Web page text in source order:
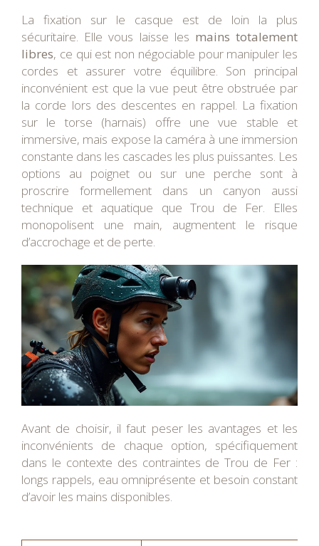
La fixation sur le casque est de loin la plus
sécuritaire. Elle vous laisse les mains totalement
libres, ce qui est non négociable pour manipuler les
cordes et assurer votre équilibre. Son principal
inconvénient est que la vue peut être obstruée par
la corde lors des descentes en rappel. La fixation
sur le torse (harnais) offre une vue stable et
immersive, mais expose la caméra à une immersion
constante dans les cascades les plus puissantes. Les
options au poignet ou sur une perche sont à
proscrire formellement dans un canyon aussi
technique et aquatique que Trou de Fer. Elles
monopolisent une main, augmentent le risque
d’accrochage et de perte.
Avant de choisir, il faut peser les avantages et les
inconvénients de chaque option, spécifiquement
dans le contexte des contraintes de Trou de Fer :
longs rappels, eau omniprésente et besoin constant
d’avoir les mains disponibles.